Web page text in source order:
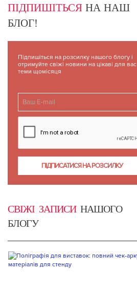
ПІДПИШІТЬСЯ НА НАШ
БЛОГ!
Підпишіться на розсилку нашого блогу і
отримуйте свіжі новини на цікаві для вас
теми щомісяця
СВІЖІ ЗАПИСИНАШОГО
БЛОГУ